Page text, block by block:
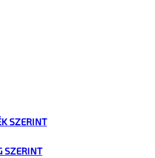
SZERINT
SZERINT